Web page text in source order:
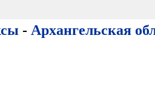
- Архангельская